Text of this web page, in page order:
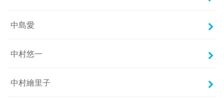
中島愛
中村悠一
中村繪里子